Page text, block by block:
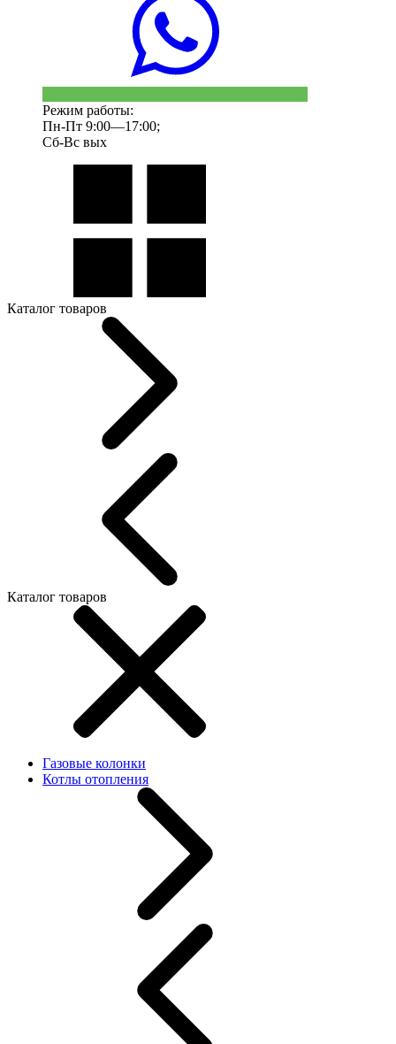
Режим работы:
Пн-Пт 9:00—17:00;
Сб-Вс вых
Каталог товаров
Каталог товаров
Газовые колонки
Котлы отопления